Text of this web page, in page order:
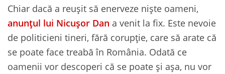
Chiar dacă a reușit să enerveze niște oameni,
anunțul lui Nicușor Dan a venit la fix. Este nevoie
de politicieni tineri, fără corupție, care să arate că
se poate face treabă în România. Odată ce
oamenii vor descoperi că se poate și așa, nu vor